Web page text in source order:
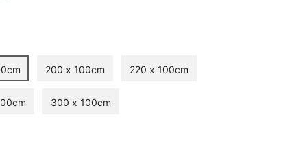
200 x 100cm 220 x 100cm
300 x 100cm